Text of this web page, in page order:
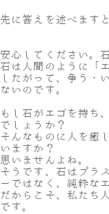
先に答えを述べます
安心してください。
石は人間のように「
したがって、争う・
ないのです。
もし石がエゴを持ち
でしょうか？
そんなものに人を癒
いますか？
思いませんよね。
そうです、石はプラ
ーではなく、純粋な
だからこそ、私たち
です。